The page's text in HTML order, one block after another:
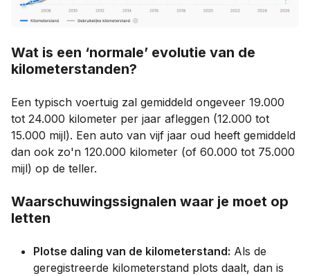
Wat is een ‘normale’ evolutie van de
kilometerstanden?
Een typisch voertuig zal gemiddeld ongeveer 19.000
tot 24.000 kilometer per jaar afleggen (12.000 tot
15.000 mijl). Een auto van vijf jaar oud heeft gemiddeld
dan ook zo'n 120.000 kilometer (of 60.000 tot 75.000
mijl) op de teller.
Waarschuwingssignalen waar je moet op
letten
Plotse daling van de kilometerstand: Als de
geregistreerde kilometerstand plots daalt, dan is